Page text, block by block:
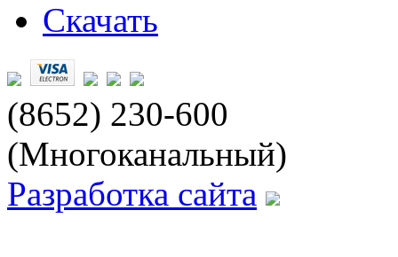
Скачать
(8652) 230-600
(Многоканальный)
Разработка сайта